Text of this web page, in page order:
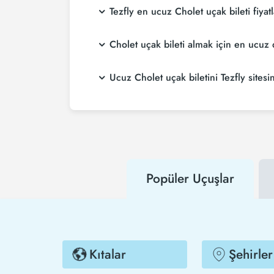
Tezfly en ucuz Cholet uçak bileti
sitesinde yapacağın tek bir aramada ile
Cholet uçak bileti almak için en ucuz
uçarsınız.
Ucuz Cholet uçak biletini Tezfly
kampanyalarından ilk senin haberin olur.
Popüler Uçuşlar
Kıtalar Şehirler